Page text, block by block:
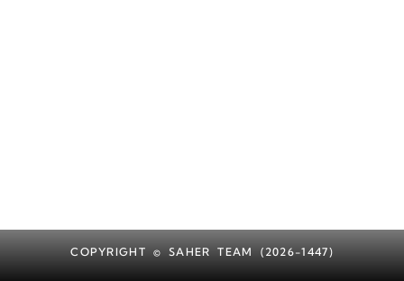
COPYRIGHT © SAHER TEAM (2026-1447)